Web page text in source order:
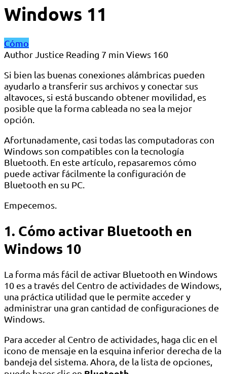
Windows 11
Cómo
Author Justice Reading 7 min Views 160
Si bien las buenas conexiones alámbricas pueden
ayudarlo a transferir sus archivos y conectar sus
altavoces, si está buscando obtener movilidad, es
posible que la forma cableada no sea la mejor
opción.
Afortunadamente, casi todas las computadoras con
Windows son compatibles con la tecnología
Bluetooth. En este artículo, repasaremos cómo
puede activar fácilmente la configuración de
Bluetooth en su PC.
Empecemos.
1. Cómo activar Bluetooth en
Windows 10
La forma más fácil de activar Bluetooth en Windows
10 es a través del Centro de actividades de Windows,
una práctica utilidad que le permite acceder y
administrar una gran cantidad de configuraciones de
Windows.
Para acceder al Centro de actividades, haga clic en el
icono de mensaje en la esquina inferior derecha de la
bandeja del sistema. Ahora, de la lista de opciones,